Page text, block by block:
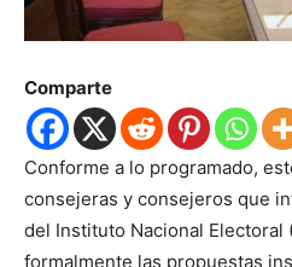
Comparte
Conforme a lo programado,
consejeras y consejeros que
del Instituto Nacional Electoral
formalmente las propuestas